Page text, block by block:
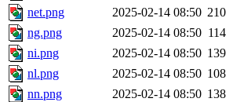
net.png
2025-02-14 08:50 210
ng.png
2025-02-14 08:50 114
ni.png
2025-02-14 08:50 139
nl.png
2025-02-14 08:50 108
nn.png
2025-02-14 08:50 138